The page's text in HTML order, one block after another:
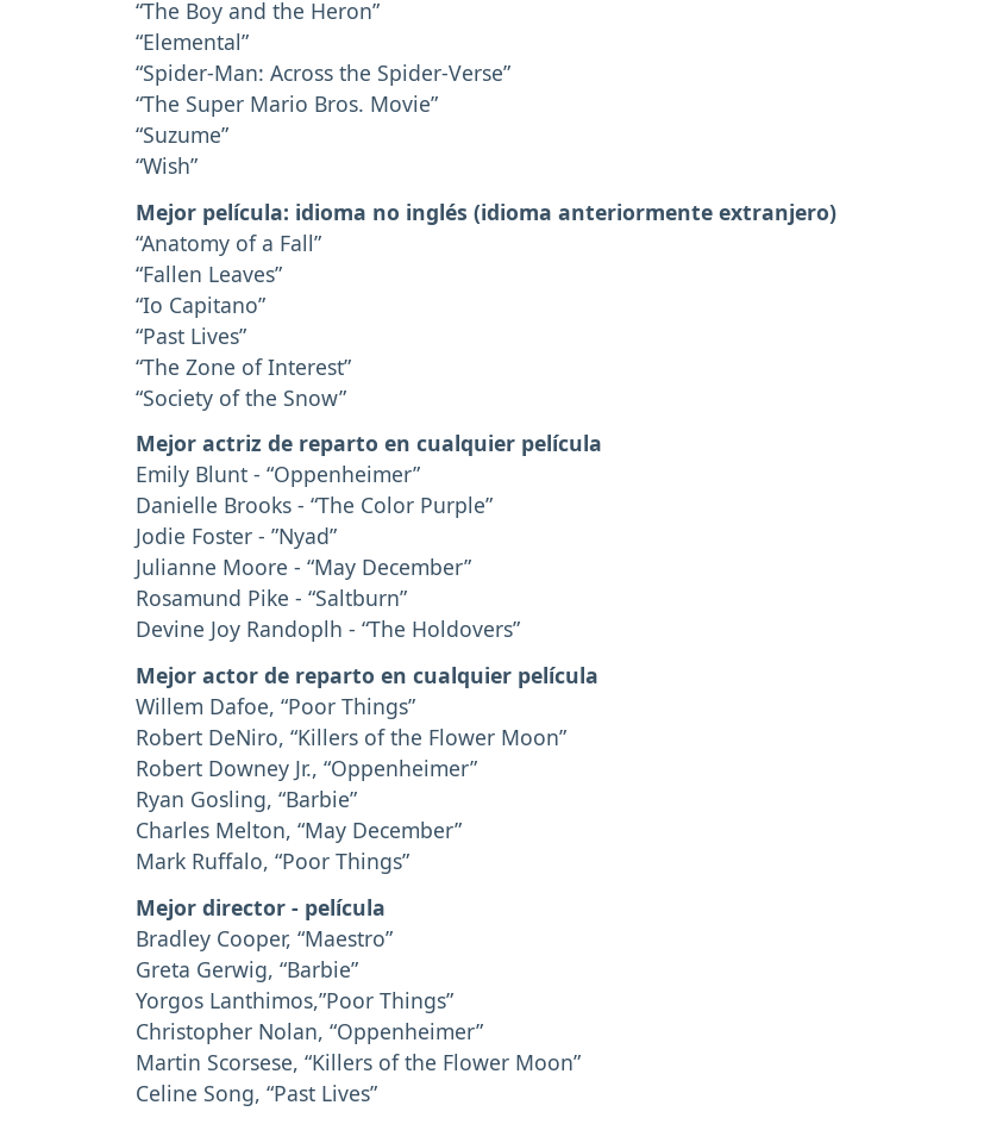
“The Boy and the Heron”
“Elemental”
“Spider-Man: Across the Spider-Verse”
“The Super Mario Bros. Movie”
“Suzume”
“Wish”
Mejor película: idioma no inglés (idioma anteriormente extranjero)
“Anatomy of a Fall”
“Fallen Leaves”
“Io Capitano”
“Past Lives”
“The Zone of Interest”
“Society of the Snow”
Mejor actriz de reparto en cualquier película
Emily Blunt - “Oppenheimer”
Danielle Brooks - “The Color Purple”
Jodie Foster - ”Nyad”
Julianne Moore - “May December”
Rosamund Pike - “Saltburn”
Devine Joy Randoplh - “The Holdovers”
Mejor actor de reparto en cualquier película
Willem Dafoe, “Poor Things”
Robert DeNiro, “Killers of the Flower Moon”
Robert Downey Jr., “Oppenheimer”
Ryan Gosling, “Barbie”
Charles Melton, “May December”
Mark Ruffalo, “Poor Things”
Mejor director - película
Bradley Cooper, “Maestro”
Greta Gerwig, “Barbie”
Yorgos Lanthimos,”Poor Things”
Christopher Nolan, “Oppenheimer”
Martin Scorsese, “Killers of the Flower Moon”
Celine Song, “Past Lives”